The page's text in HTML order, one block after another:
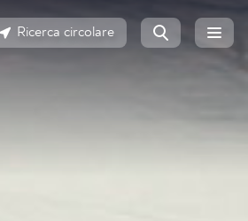
Ricerca circolare